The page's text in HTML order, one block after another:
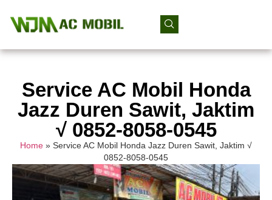
Service AC Mobil Honda
Jazz Duren Sawit, Jaktim
√ 0852-8058-0545
Home » Service AC Mobil Honda Jazz Duren Sawit, Jaktim √
0852-8058-0545